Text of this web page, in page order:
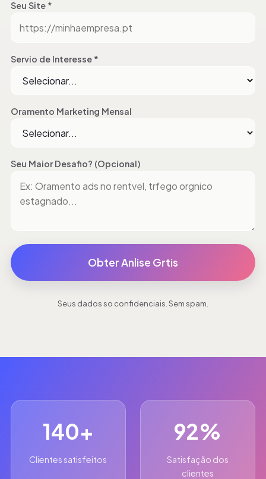
Seu Site *
Servio de Interesse *
Oramento Marketing Mensal
Seu Maior Desafio? (Opcional)
Obter Anlise Grtis
Seus dados so confidenciais. Sem spam.
140+
Clientes satisfeitos
92%
Satisfação dos
clientes